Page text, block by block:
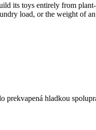
its toys entirely from
load, or the weight of
prekvapená hladkou